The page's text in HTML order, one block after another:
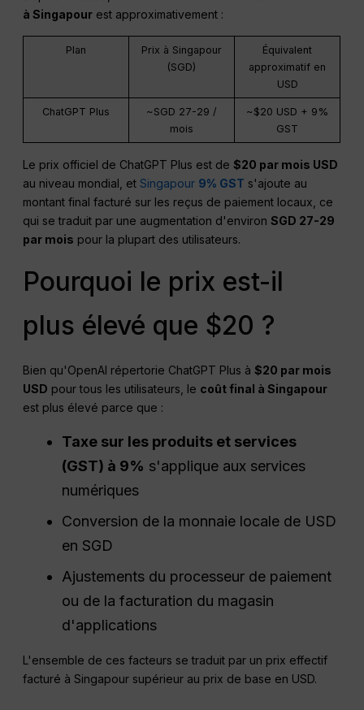
à Singapour est approximativement :
Plan
Prix à Singapour
(SGD)
Équivalent
approximatif en
USD
ChatGPT Plus
~SGD 27-29 /
mois
~$20 USD + 9%
GST
Le prix officiel de ChatGPT Plus est de$20 par mois USD
au niveau mondial, etSingapour 9% GST s'ajoute au
montant final facturé sur les reçus de paiement locaux, ce
qui se traduit par une augmentation d'environSGD 27-29
par mois pour la plupart des utilisateurs.
Pourquoi le prix est-il
plus élevé que $20 ?
Bien qu'OpenAI répertorie ChatGPT Plus à$20 par mois
USD pour tous les utilisateurs, le coût final à Singapour
est plus élevé parce que :
Taxe sur les produits et services
(GST) à 9% s'applique aux services
numériques
Conversion de la monnaie locale de USD
en SGD
Ajustements du processeur de paiement
ou de la facturation du magasin
d'applications
L'ensemble de ces facteurs se traduit par un prix effectif
facturé à Singapour supérieur au prix de base en USD.